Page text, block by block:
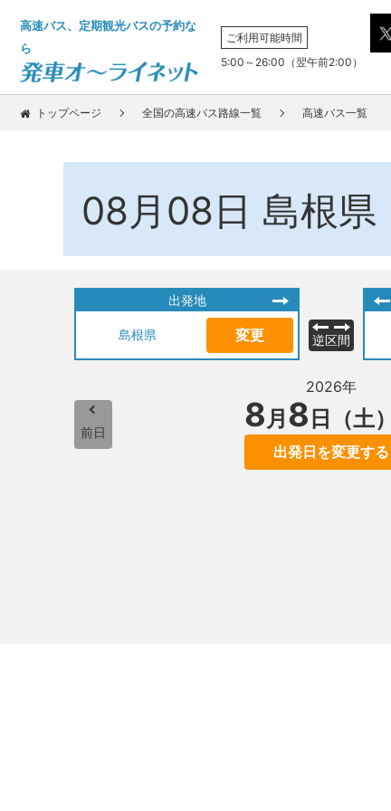
高速バス、定期観光バスの予約な
ら
ご利用可能時間
5:00～26:00（翌午前2:00）
トップページ 全国の高速バス路線一覧 高速バス一覧
08月08日 島根県
出発地
島根県 変更 逆区間
前日
2026年
8月 8 日（土）
出発日を変更する